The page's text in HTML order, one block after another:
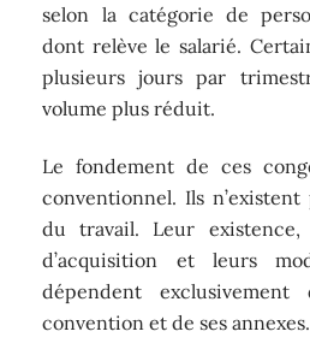
selon la catégorie de
dont relève le salarié.
plusieurs jours par
volume plus réduit.
Le fondement de ces
conventionnel. Ils n’existent
du travail. Leur existence,
d’acquisition et leurs
dépendent
convention et de ses annexes.